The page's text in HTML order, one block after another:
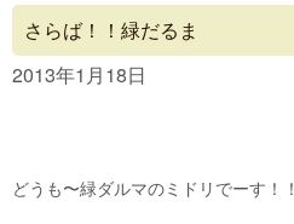
Concept
Blog
さらば！！緑だるま
2013年1月18日
どうも〜緑ダルマのミドリでーす！！